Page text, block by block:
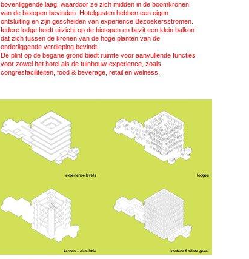
bovenliggende laag, waardoor ze zich midden in de boomkronen
van de biotopen bevinden. Hotelgasten hebben een eigen
ontsluiting en zijn gescheiden van experience Bezoekersstromen.
Iedere lodge heeft uitzicht op de biotopen en bezit een klein balkon
dat zich tussen de kronen van de hoge planten van de
onderliggende verdieping bevindt.
De plint op de begane grond biedt ruimte voor aanvullende functies
voor zowel het hotel als de tuinbouw-experience, zoals
congresfaciliteiten, food & beverage, retail en welness.